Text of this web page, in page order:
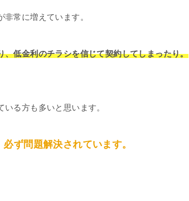
常に増えています。
低金利のチラシを信じて契約してしまったり。
る方も多いと思います。
ず問題解決されています。